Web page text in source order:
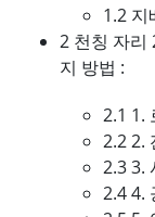
1.2 지
2 천칭 자리
지 방법 :
2.1 1.
2.2 2.
2.3 3.
2.4 4.